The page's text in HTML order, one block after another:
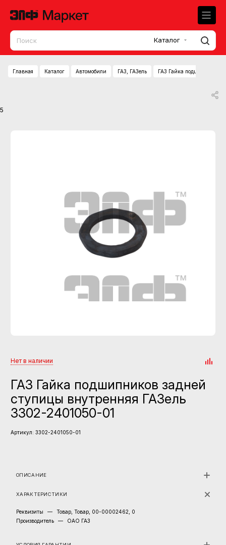
Каталог
Главная Каталог Автомобили ГАЗ, ГАЗель ГАЗ Гайка подшипников
5
Нет в наличии
ГАЗ Гайка подшипников задней
ступицы внутренняя ГАЗель
3302-2401050-01
Артикул: 3302-2401050-01
ОПИСАНИЕ
ХАРАКТЕРИСТИКИ
Реквизиты —
Товар, Товар, 00-00002462, 0
Производитель
— ОАО ГАЗ